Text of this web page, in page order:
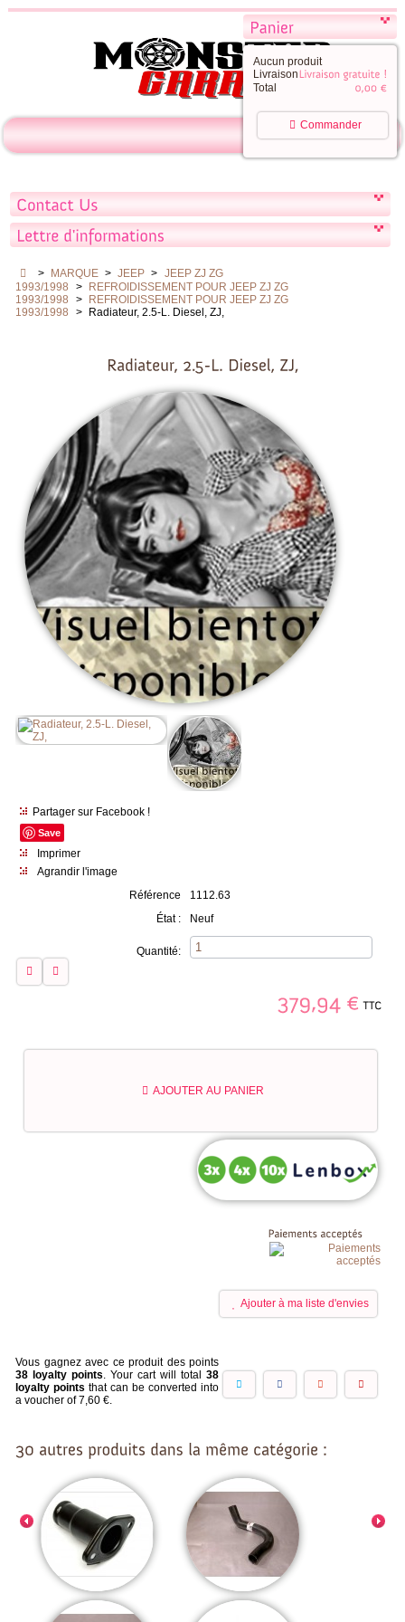
Aucun produit
Livraison
Total
Commander
> MARQUE > JEEP > JEEP ZJ ZG
1993/1998
> REFROIDISSEMENT POUR JEEP ZJ ZG
1993/1998
> REFROIDISSEMENT POUR JEEP ZJ ZG
1993/1998
> Radiateur, 2.5-L. Diesel, ZJ,
Partager sur Facebook !
Save
Imprimer
Agrandir l'image
Référence
1112.63
État :
Neuf
Quantité:
AJOUTER AU PANIER
Ajouter à ma liste d'envies
Vous gagnez avec ce produit des points
38 loyalty points. Your cart will total38
loyalty points that can be converted into
a voucher of7,60 €.